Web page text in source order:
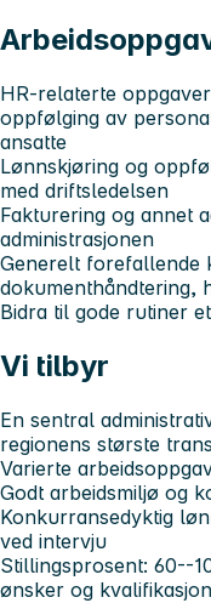
HR-relaterte
oppfølging av
ansatte
Lønnskjøring og
med driftsledelsen
Fakturering og annet
administrasjonen
Generelt forefallende
dokumenthåndtering,
Bidra til gode rutiner
Vi tilbyr
En sentral
regionens største
Varierte
Godt arbeidsmiljø og
Konkurransedyktig
ved intervju
Stillingsprosent: 60--
ønsker og